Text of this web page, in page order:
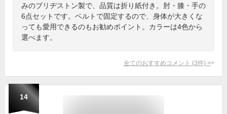
みのブリヂストン製で、品質は折り紙付き。肘・膝・手の
6点セットです。ベルトで固定するので、身体が大きくな
っても愛用できるのもお勧めポイント。カラーは4色から
選べます。
全てのおすすめコメント (3件) >
14